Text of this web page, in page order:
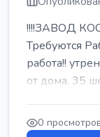
!!!!ЗАВОД
Требуются
работа!!
от дома. 35
0